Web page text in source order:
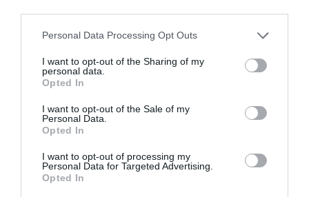
Personal Data Processing Opt Outs
I want to opt-out of the Sharing of my
personal data.
Opted In
I want to opt-out of the Sale of my
Personal Data.
Opted In
I want to opt-out of processing my
Personal Data for Targeted Advertising.
Opted In